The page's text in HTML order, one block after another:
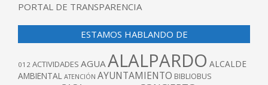
PORTAL DE TRANSPARENCIA
ESTAMOS HABLANDO DE
012 ACTIVIDADES AGUAALALPARDO ALCALDE
AMBIENTAL ATENCIÓN AYUNTAMIENTO BIBLIOBUS